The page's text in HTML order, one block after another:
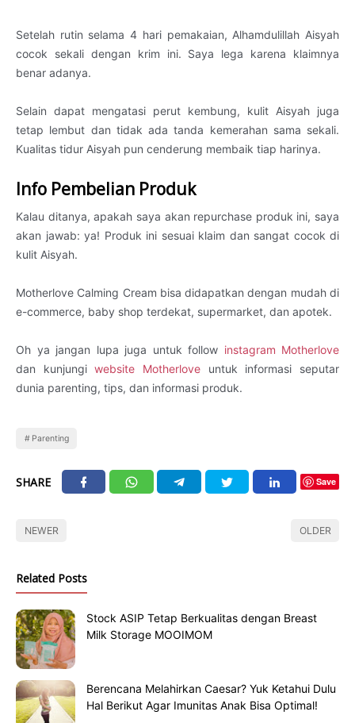
Setelah rutin selama 4 hari pemakaian, Alhamdulillah Aisyah
cocok sekali dengan krim ini. Saya lega karena klaimnya
benar adanya.
Selain dapat mengatasi perut kembung, kulit Aisyah juga
tetap lembut dan tidak ada tanda kemerahan sama sekali.
Kualitas tidur Aisyah pun cenderung membaik tiap harinya.
Info Pembelian Produk
Kalau ditanya, apakah saya akan repurchase produk ini, saya
akan jawab: ya! Produk ini sesuai klaim dan sangat cocok di
kulit Aisyah.
Motherlove Calming Cream bisa didapatkan dengan mudah di
e-commerce, baby shop terdekat, supermarket, dan apotek.
Oh ya jangan lupa juga untuk follow instagram Motherlove
dan kunjungiwebsite Motherlove untuk informasi seputar
dunia parenting, tips, dan informasi produk.
Parenting
SHARE Save
NEWER OLDER
Related Posts
Stock ASIP Tetap Berkualitas dengan Breast
Milk Storage MOOIMOM
Berencana Melahirkan Caesar? Yuk Ketahui Dulu
Hal Berikut Agar Imunitas Anak Bisa Optimal!